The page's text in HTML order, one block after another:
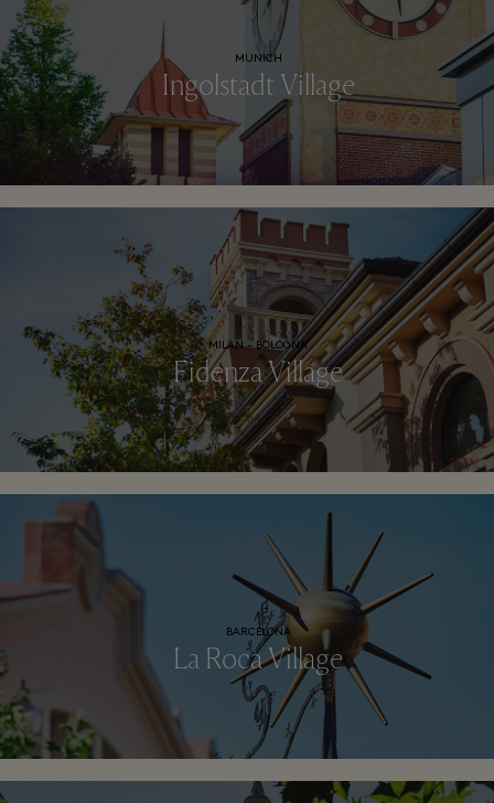
MUNICH
Ingolstadt Village
MILAN - BOLOGNA
Fidenza Village
BARCELONA
La Roca Village